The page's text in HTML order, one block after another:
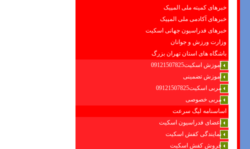
خبرهای کمیته ملی المپیک
خبرهای آکادمی ملی المپیک
خبرهای فدراسیون جهانی اسکیت
وزارت ورزش و جوانان
باشگاه های استان تهران بزرگ
آموزش اسکیت09121507825
آموزش تضمینی
مربی اسکیت09121507825
مربی خصوصی
اساسنامه لیگ سرعت
اعضای فدراسیون اسکیت
نمایندگی کفش اسکیت
فروش کفش اسکیت